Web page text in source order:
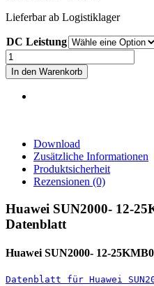
Lieferbar ab Logistiklager
DC Leistung
Huawei
SUN2000-
12-
25K-
In den Warenkorb
Download
Zusätzliche Informationen
Produktsicherheit
Rezensionen (0)
Huawei SUN2000- 12-
Datenblatt
Huawei SUN2000- 12-
Datenblatt für Huawei